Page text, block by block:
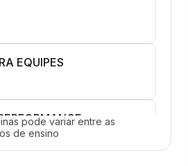
EQUIPES
pode variar entre as
de ensino